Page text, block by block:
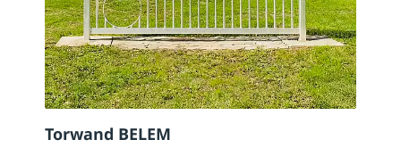
Torwand BELEM